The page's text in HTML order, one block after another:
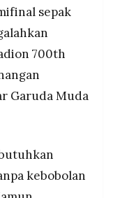
sepak
700th
Garuda Muda
kebobolan